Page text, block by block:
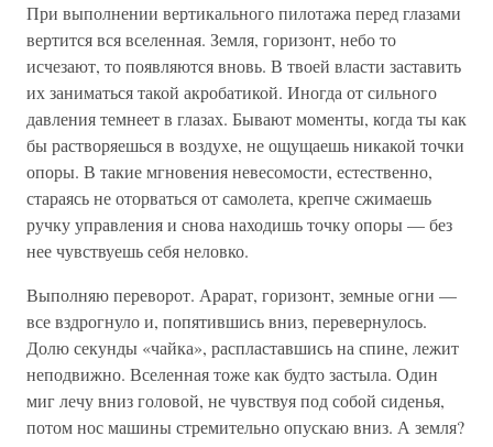
При выполнении вертикального пилотажа перед глазами
вертится вся вселенная. Земля, горизонт, небо то
исчезают, то появляются вновь. В твоей власти заставить
их заниматься такой акробатикой. Иногда от сильного
давления темнеет в глазах. Бывают моменты, когда ты как
бы растворяешься в воздухе, не ощущаешь никакой точки
опоры. В такие мгновения невесомости, естественно,
стараясь не оторваться от самолета, крепче сжимаешь
ручку управления и снова находишь точку опоры — без
нее чувствуешь себя неловко.
Выполняю переворот. Арарат, горизонт, земные огни —
все вздрогнуло и, попятившись вниз, перевернулось.
Долю секунды «чайка», распластавшись на спине, лежит
неподвижно. Вселенная тоже как будто застыла. Один
миг лечу вниз головой, не чувствуя под собой сиденья,
потом нос машины стремительно опускаю вниз. А земля?